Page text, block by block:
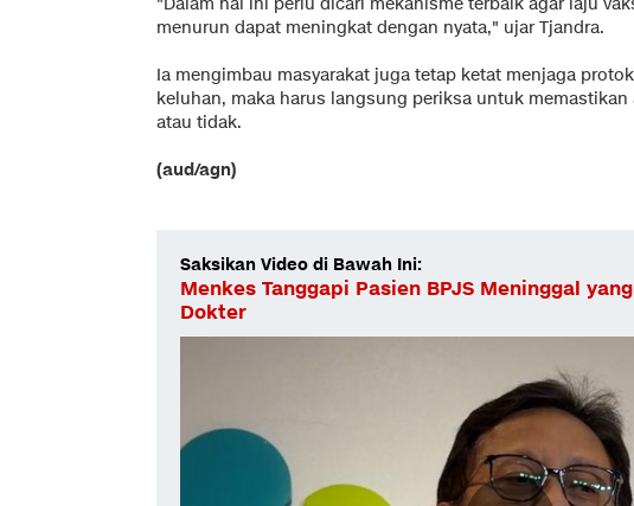
menurun dapat meningkat dengan nyata," ujar Tjandra.
Ia mengimbau masyarakat juga tetap ketat menjaga
keluhan, maka harus langsung periksa untuk memastikan
atau tidak.
(aud/agn)
Saksikan Video di Bawah Ini:
Menkes Tanggapi Pasien BPJS Meninggal
Dokter